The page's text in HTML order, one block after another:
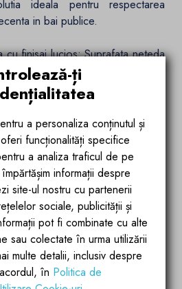
ideala pentru respectarea
in bai publice.
finisaj lucios: Suprafata neteda
de curatat si intretinut, fiind
si bacterii, ceea ce garanteaza
– 72 x 40 x 9 cm: Proportii
eficienta fara a incarca
si asigura un aspect ordonat si
Realizat din ceramica
conceput pentru a rezista in
intens, pastrandu-si aspectul si
ți
a personaliza conținutul și
funcționalități specifice
a analiza traficul de pe
informații despre
site-ul nostru cu partenerii
sociale, publicității și
pot fi combinate cu alte
sau colectate în urma utilizării
multe detalii, inclusiv despre
în Politica de